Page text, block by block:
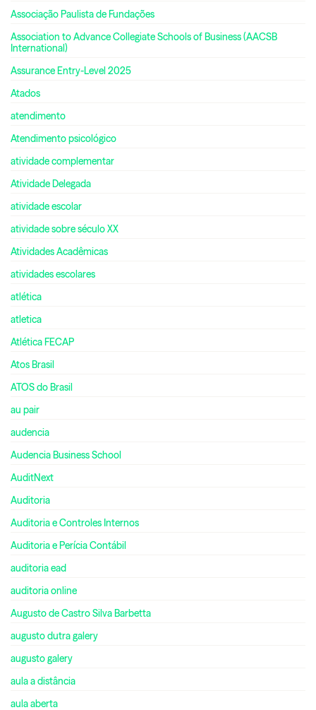
Associação Paulista de Fundações
Association to Advance Collegiate Schools of Business (AACSB
International)
Assurance Entry-Level 2025
Atados
atendimento
Atendimento psicológico
atividade complementar
Atividade Delegada
atividade escolar
atividade sobre século XX
Atividades Acadêmicas
atividades escolares
atlética
atletica
Atlética FECAP
Atos Brasil
ATOS do Brasil
au pair
audencia
Audencia Business School
AuditNext
Auditoria
Auditoria e Controles Internos
Auditoria e Perícia Contábil
auditoria ead
auditoria online
Augusto de Castro Silva Barbetta
augusto dutra galery
augusto galery
aula a distância
aula aberta